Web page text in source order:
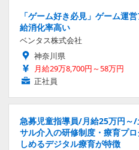
「ゲーム好き必見」ゲーム運
給消化率高い
ベンタス株式会社
神奈川県
月給29万8,700円～58万円
正社員
急募児童指導員/月給25万円
サル介入の研修制度・療育プ
しめるデジタル療育が特徴